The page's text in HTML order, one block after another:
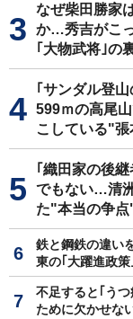
なぜ柴田勝家
か…秀吉がこ
｢大物武将｣の
｢サンダル登
599ｍの高尾
こしている"
｢織田家の後
でもない…清
た"本当の争点
鉄と鋼鉄の違い
東の｢大躍進政
不足すると｢う
ために欠かせな